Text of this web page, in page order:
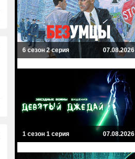
6 сезон 2 серия 07.08.2026
1 сезон 1 серия 07.08.2026